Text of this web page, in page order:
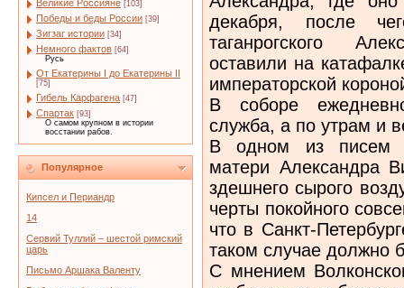
Великие Россияне [103]
Победы и беды России [39]
Зигзаг истории [34]
Немного фактов [64]
Русь
От Екатерины I до Екатерины II
[75]
Гибель Карфагена [47]
Спартак [93]
О самом крупном в истории
восстании рабов.
Популярное
Кипсел и Периандр
14
Сервий Туллий – шестой римский
царь
Письмо Аршака Валенту
декабря, после
таганрогского
оставили на
императорской
В соборе
служба, а по утрам и
В одном из писем
матери Александра
здешнего сырого
черты покойного
что в Санкт-
таком случае должно
С мнением